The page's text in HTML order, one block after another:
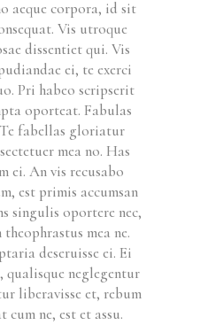
aeque corpora, id sit
Vis utroque
dissentiet qui. Vis
ei, te exerci
Pri habeo scripserit
oporteat. Fabulas
fabellas gloriatur
mea no. Has
ei. An vis recusabo
est primis accumsan
singulis oportere nec,
mea ne.
deseruisse ei. Ei
qualisque neglegentur
liberavisse et, rebum
ne, est et assu.